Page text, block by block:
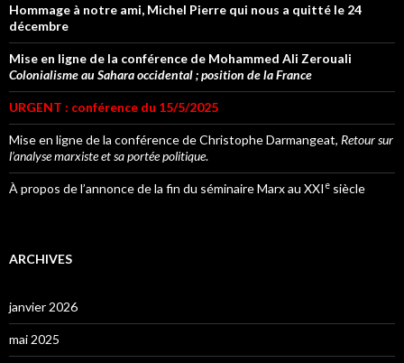
Hommage à notre ami, Michel Pierre qui nous a quitté le 24
décembre
Mise en ligne de la conférence de Mohammed Ali Zerouali
Colonialisme au Sahara occidental ; position de la France
URGENT : conférence du 15/5/2025
Mise en ligne de la conférence de Christophe Darmangeat, Retour sur
l’analyse marxiste et sa portée politique.
À propos de l’annonce de la fin du séminaire Marx au XXI e siècle
ARCHIVES
janvier 2026
mai 2025